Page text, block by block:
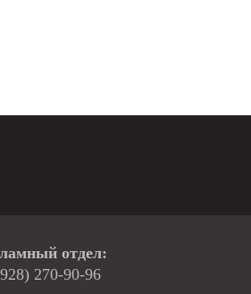
отдел:
270-90-96